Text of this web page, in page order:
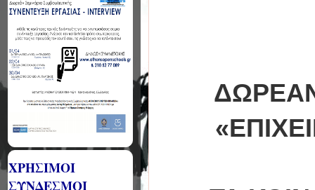
ΧΡΗΣΙΜΟΙ
ΣΥΝΔΕΣΜΟΙ